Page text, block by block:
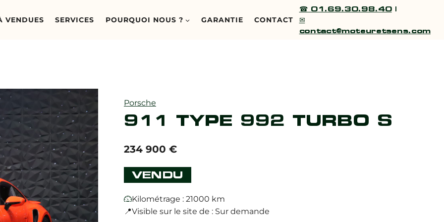
VENDUES SERVICES POURQUOI NOUS ? GARANTIE CONTACT
☎ 01.69.30.98.40|
✉
contact@moteuretsens.com
Porsche
911 TYPE 992 TURBO S
234 900 €
VENDU
Kilométrage : 21000 km
📍Visible sur le site de : Sur demande